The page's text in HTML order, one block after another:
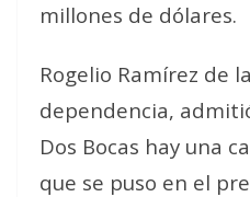
millones de dólares.
Rogelio Ramírez de
dependencia,
Dos Bocas hay una
que se puso en el